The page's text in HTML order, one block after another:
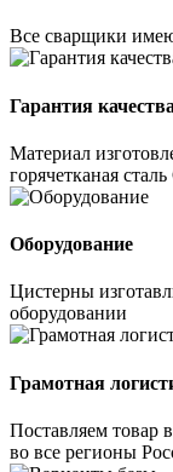
Все сварщики
Гарантия качества
Материал
горячетканая
Оборудование
Цистерны
оборудовании
Грамотная
Поставляем товар
во все регионы